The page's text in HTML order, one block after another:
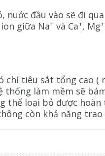
đầu vào sẽ đi
giữa Na+ và Ca+, Mg+
tiêu sắt tổng cao (
làm mềm sẽ
thể loại bỏ được hoàn
còn khả năng trao